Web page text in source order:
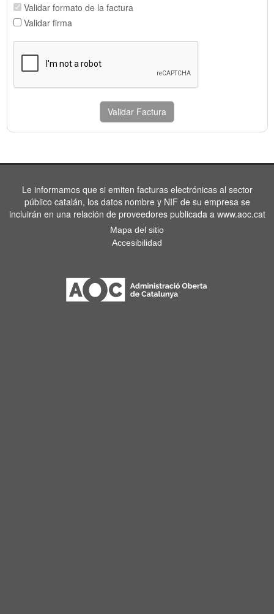
Validar formato de la factura
Validar firma
Validar Factura
Le informamos que si emiten facturas electrónicas al sector
público catalán, los datos nombre y NIF de su empresa se
incluirán en una relación de proveedores publicada a www.aoc.cat
Mapa del sitio
Accesibilidad